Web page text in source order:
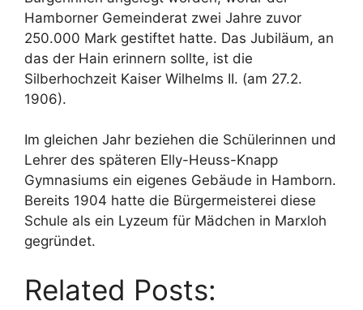
Hamborner Gemeinderat zwei Jahre zuvor
250.000 Mark gestiftet hatte. Das Jubiläum, an
das der Hain erinnern sollte, ist die
Silberhochzeit Kaiser Wilhelms II. (am 27.2.
1906).
Im gleichen Jahr beziehen die Schülerinnen und
Lehrer des späteren Elly-Heuss-Knapp
Gymnasiums ein eigenes Gebäude in Hamborn.
Bereits 1904 hatte die Bürgermeisterei diese
Schule als ein Lyzeum für Mädchen in Marxloh
gegründet.
Related Posts: